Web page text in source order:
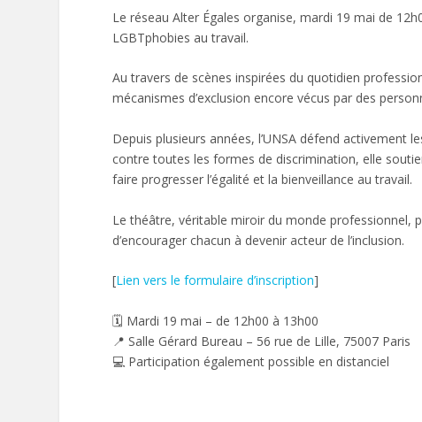
Le réseau Alter Égales organise, mardi 19 mai de
LGBTphobies au travail.
Au travers de scènes inspirées du quotidien
mécanismes d’exclusion encore vécus par des
Depuis plusieurs années, l’UNSA défend activement
contre toutes les formes de discrimination, elle
faire progresser l’égalité et la bienveillance au travail.
Le théâtre, véritable miroir du monde professionnel,
d’encourager chacun à devenir acteur de l’inclusion.
[Lien vers le formulaire d’inscription]
🗓️ Mardi 19 mai – de 12h00 à 13h00
📍 Salle Gérard Bureau – 56 rue de Lille, 75007 Paris
💻 Participation également possible en distanciel